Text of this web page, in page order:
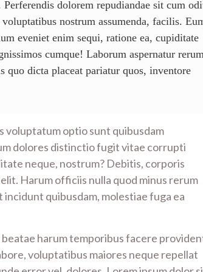
dolorem repudiandae sit cum
nostrum assumenda, facilis.
eveniet enim sequi, ratione ea, cupiditate
cumque! Laborum aspernatur rerum
quo dicta placeat pariatur quos, inventore
voluptatum optio sunt quibusdam
dolores distinctio fugit vitae corrupti
neque, nostrum? Debitis, corporis
Harum officiis nulla quod minus rerum
quibusdam, molestiae fuga ea
harum temporibus facere
voluptatibus maiores neque repellat